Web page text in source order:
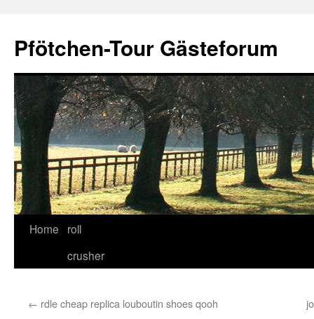
content
Pfötchen-Tour Gästeforum
Home
roll
crusher
← rdle cheap replica louboutin shoes qooh